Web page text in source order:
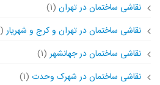
نقاشی ساختمان در تهران (۱)
نقاشی ساختمان در تهران و کرج و شهریار(۳)
نقاشی ساختمان در جهانشهر(۱)
نقاشی ساختمان در شهرک وحدت (۱)